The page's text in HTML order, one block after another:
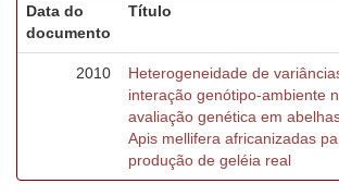
Data do
documento
Título
2010
Heterogeneidade de
interação genótipo-ambiente
avaliação genética em
Apis mellifera africanizadas
produção de geléia real